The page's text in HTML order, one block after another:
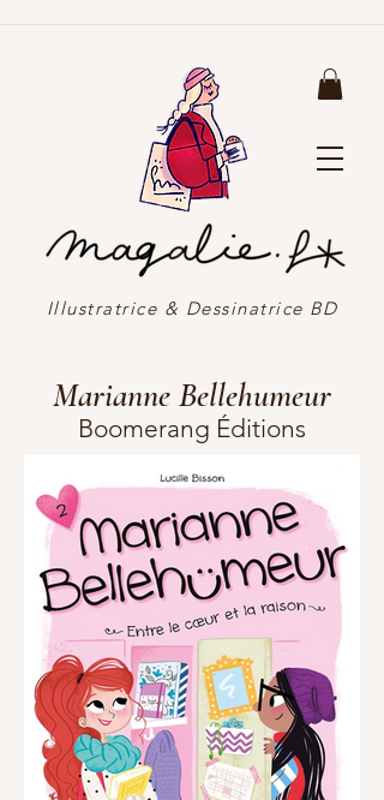
Illustratrice & Dessinatrice BD
Marianne Bellehumeur
Boomerang Éditions